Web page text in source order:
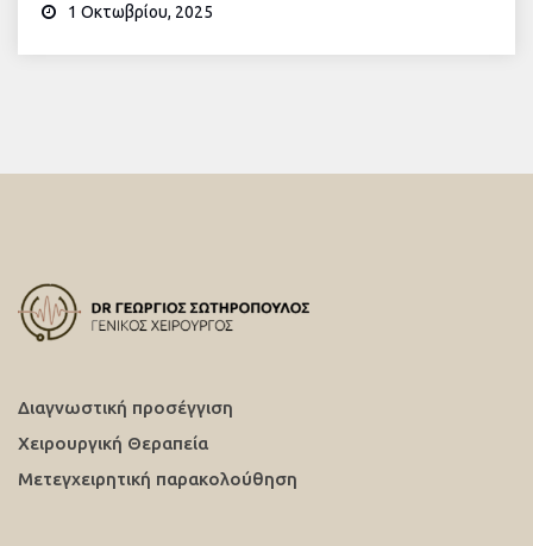
1 Οκτωβρίου, 2025
Διαγνωστική προσέγγιση
Χειρουργική Θεραπεία
Μετεγχειρητική παρακολούθηση